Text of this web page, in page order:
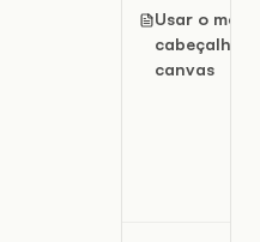
Usar o
cabeçalho
canvas